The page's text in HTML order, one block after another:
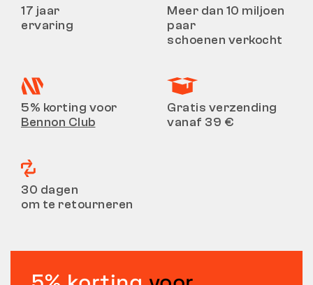
17 jaar
ervaring
Meer dan 10 miljoen
paar
schoenen verkocht
5% korting voor
Bennon Club
Gratis verzending
vanaf 39 €
30 dagen
om te retourneren